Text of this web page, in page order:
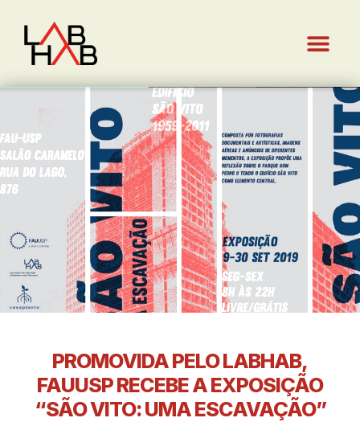
PROMOVIDA PELO LABHAB,
FAUUSP RECEBE A EXPOSIÇÃO
“SÃO VITO: UMA ESCAVAÇÃO”